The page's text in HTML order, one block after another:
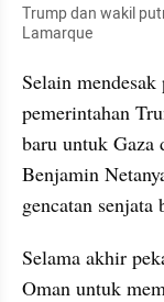
Trump dan wakil
Lamarque
Selain
pemerintahan
baru untuk Gaza
Benjamin
gencatan senjata
Selama akhir
Oman untuk